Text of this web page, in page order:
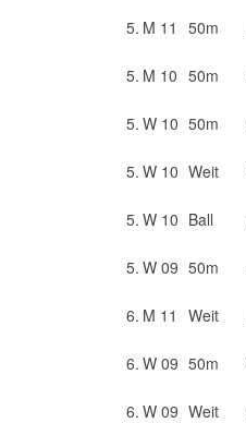
5. M 11 50m
5. M 10 50m
5. W 10 50m
5. W 10 Weit
5. W 10 Ball
5. W 09 50m
6. M 11 Weit
6. W 09 50m
6. W 09 Weit